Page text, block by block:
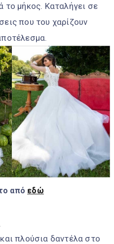
το μήκος. Καταλήγει σε
που του χαρίζουν
από εδώ
πλούσια δαντέλα στο